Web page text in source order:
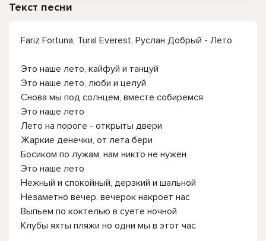
Текст песни
Fariz Fortuna, Tural Everest, Руслан Добрый - Лето
Это наше лето, кайфуй и танцуй
Это наше лето, люби и целуй
Снова мы под солнцем, вместе собиремся
Это наше лето
Лето на пороге - открыты двери
Жаркие денечки, от лета бери
Босиком по лужам, нам никто не нужен
Это наше лето
Нежный и спокойный, дерзкий и шальной
Незаметно вечер, вечерок накроет нас
Выпьем по коктелью в суете ночной
Клубы яхты пляжи но одни мы в этот час